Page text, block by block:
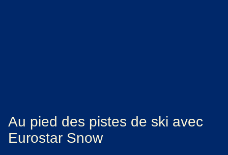
Au pied des pistes de ski avec
Eurostar Snow